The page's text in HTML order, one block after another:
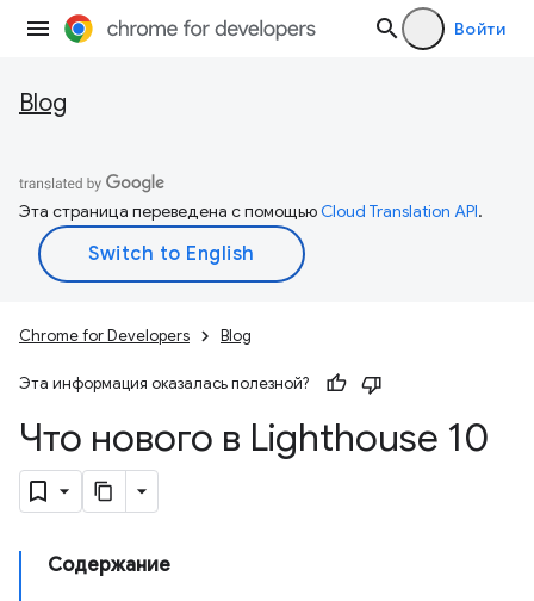
Войти
Blog
Эта страница переведена с помощьюCloud Translation API.
Chrome for Developers Blog
Эта информация оказалась полезной?
Что нового в Lighthouse 10
Содержание